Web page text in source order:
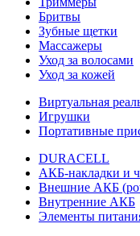
Бритвы
Зубные щетки
Массажеры
Уход за волосами
Уход за кожей
Виртуальная
Игрушки
Портативные
DURACELL
АКБ-накладки и
Внешние АКБ
Внутренние АКБ
Элементы